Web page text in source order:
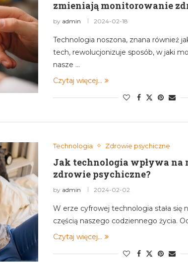
zmieniają monitorowanie
by admin 2024-02-18
Technologia noszona, znana również
tech, rewolucjonizuje sposób, w jaki
nasze …
Czytaj więcej...
Technologia Zdrowie psychiczne
Jak technologia wpływa na
zdrowie psychiczne?
by admin 2024-02-02
W erze cyfrowej technologia stała się
częścią naszego codziennego życia.
Czytaj więcej...